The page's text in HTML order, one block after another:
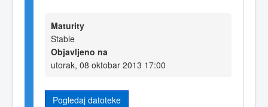
Maturity
Stable
Objavljeno na
utorak, 08 oktobar 2013 17:00
Pogledaj datoteke